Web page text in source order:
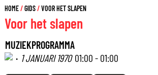
HOME GIDS VOOR HET SLAPEN
Voor het slapen
MUZIEKPROGRAMMA
· 1 JANUARI 1970 01:00 - 01:00